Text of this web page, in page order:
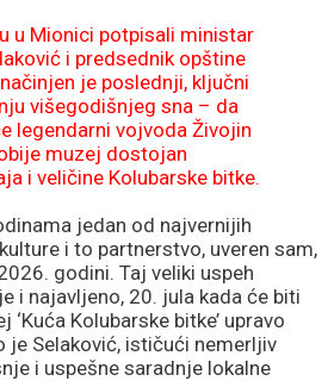
u Mionici potpisali ministar
i predsednik opštine
je poslednji, ključni
višegodišnjeg sna – da
legendarni vojvoda Živojin
muzej dostojan
i veličine Kolubarske bitke.
jedan od najvernijih
i to partnerstvo, uveren sam,
godini. Taj veliki uspeh
i najavljeno, 20. jula kada će biti
Kolubarske bitke’ upravo
je Selaković, ističući nemerljiv
i uspešne saradnje lokalne